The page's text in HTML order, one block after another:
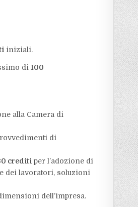
iniziali.
di100
alla Camera di
di
crediti per l’adozione di
dei lavoratori, soluzioni
dell’impresa.